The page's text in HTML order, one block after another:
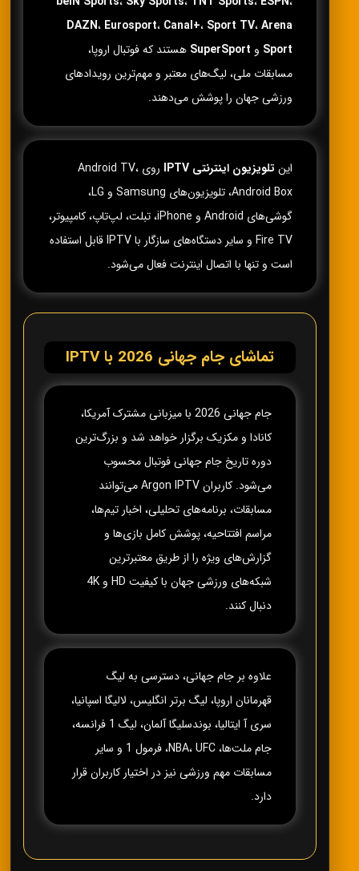
DAZN، Eurosport، Canal+، Sport TV،Arena
Sport و SuperSport هستند که فوتبال اروپا،
مسابقات ملی، لیگ‌های معتبر و مهم‌ترین رویدادهای
ورزشی جهان را پوشش می‌دهند.
این تلویزیون اینترنتی IPTV
روی Android TV،
Android Box، تلویزیون‌های Samsung و LG،
گوشی‌های Android و iPhone، تبلت، لپ‌تاپ، کامپیوتر،
Fire TV و سایر دستگاه‌های سازگار با IPTV قابل استفاده
است و تنها با اتصال اینترنت فعال می‌شود.
تماشای جام جهانی 2026 با IPTV
جام جهانی 2026 با میزبانی مشترک آمریکا،
کانادا و مکزیک برگزار خواهد شد و بزرگ‌ترین
دوره تاریخ جام جهانی فوتبال محسوب
می‌شود. کاربران Argon IPTV می‌توانند
مسابقات، برنامه‌های تحلیلی، اخبار تیم‌ها،
مراسم افتتاحیه، پوشش کامل بازی‌ها و
گزارش‌های ویژه را از طریق معتبرترین
شبکه‌های ورزشی جهان با کیفیت HD و 4K
دنبال کنند.
علاوه بر جام جهانی، دسترسی به لیگ
قهرمانان اروپا، لیگ برتر انگلیس، لالیگا اسپانیا،
سری آ ایتالیا، بوندسلیگا آلمان، لیگ 1 فرانسه،
جام ملت‌ها، NBA، UFC، فرمول 1 و سایر
مسابقات مهم ورزشی نیز در اختیار کاربران قرار
دارد.